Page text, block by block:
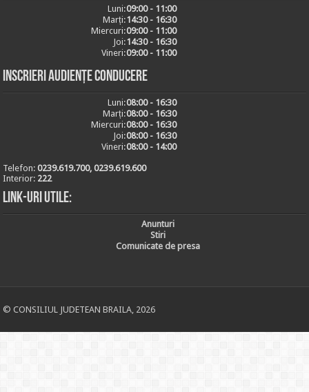
Luni:09:00 - 11:00
Marți:14:30 - 16:30
Miercuri:09:00 - 11:00
Joi:14:30 - 16:30
Vineri:09:00 - 11:00
Inscrieri audiențe conducere
Luni:08:00 - 16:30
Marți:08:00 - 16:30
Miercuri:08:00 - 16:30
Joi:08:00 - 16:30
Vineri:08:00 - 14:00
Telefon:0239.619.700, 0239.619.600
Interior: 222
Link-uri utile:
Anunturi
Stiri
Comunicate de presa
© CONSILIUL JUDETEAN BRAILA, 2026